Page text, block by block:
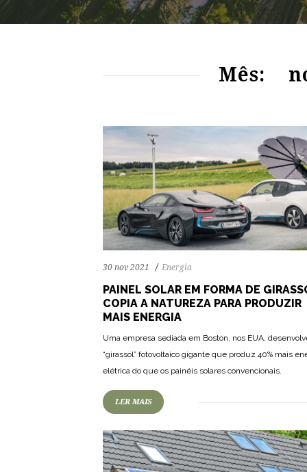
Mês:
30 nov 2021 Energia
PAINEL SOLAR EM FORMA DE
COPIA A NATUREZA PARA PRODUZIR
MAIS ENERGIA
Uma empresa sediada em Boston, nos EUA,
“girassol” fotovoltaico gigante que produz 40% mais
elétrica do que os painéis solares convencionais.
LER MAIS